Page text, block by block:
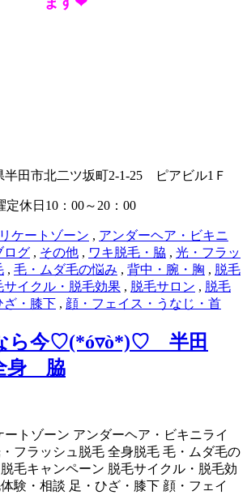
田市北二ツ坂町2-1-25 ピアビル1Ｆ
休日10：00～20：00
ケートゾーン , アンダーヘア・ビキニ
ログ , その他 , ワキ脱毛・脇 , 光・フラッ
, 毛・ムダ毛の悩み , 背中・腕・胸 , 脱毛
サイクル・脱毛効果 , 脱毛サロン , 脱毛
ざ・膝下 , 顔・フェイス・うなじ・首
ら今♡(*ó▿ò*)♡ 半田
身 脇
ートゾーン アンダーヘア・ビキニライ
フラッシュ脱毛 全身脱毛 毛・ムダ毛の
脱毛キャンペーン 脱毛サイクル・脱毛効
験・相談 足・ひざ・膝下 顔・フェイ